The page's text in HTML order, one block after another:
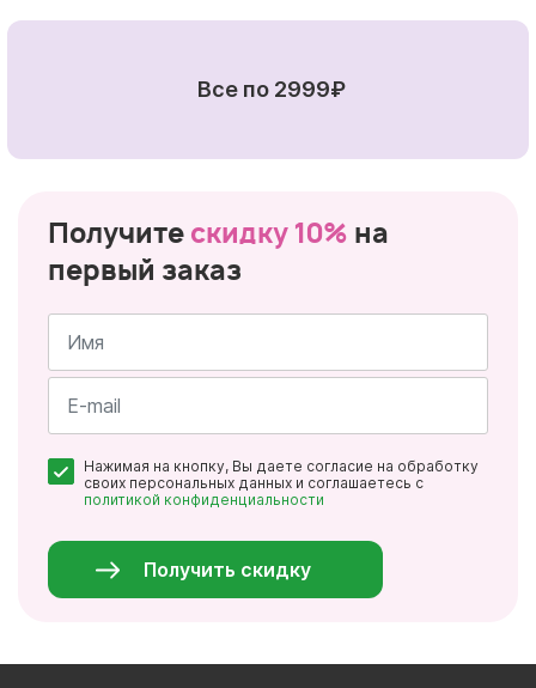
Все по 2999₽
Получите скидку 10% на
первый заказ
Имя
*
Нажимая на кнопку, Вы даете согласие на обработку
своих персональных данных и соглашаетесь с
политикой конфиденциальности
Получить скидку